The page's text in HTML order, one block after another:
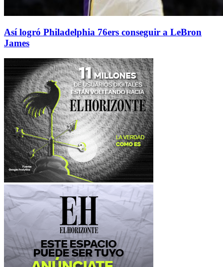
Así logró Philadelphia 76ers conseguir a LeBron
James